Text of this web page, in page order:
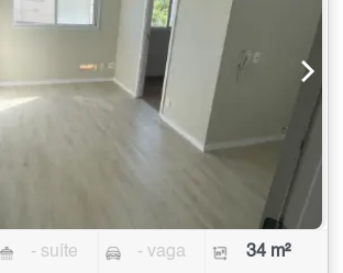
- suíte - vaga 34 m²